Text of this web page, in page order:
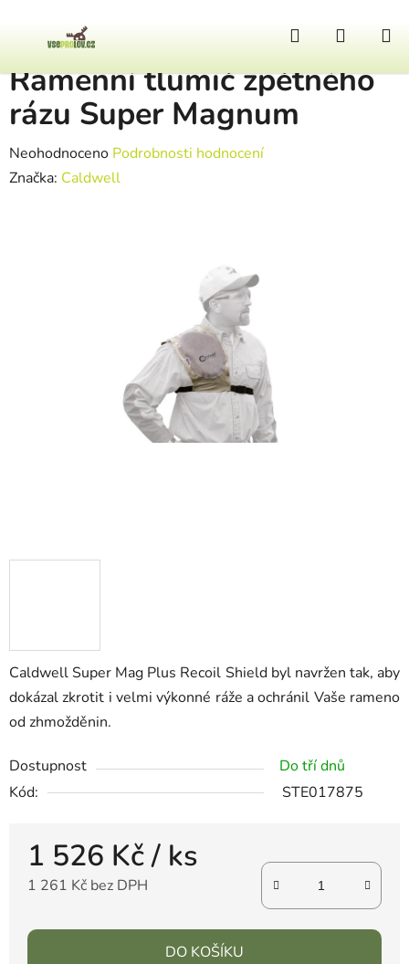
Hledat
Domů
Caldwell Super Mag Plus Recoil Shield byl navržen tak, aby
dokázal zkrotit i velmi výkonné ráže a ochránil Vaše rameno
od zhmožděnin.
Dostupnost
Do tří dnů
Kód:
STE017875
1 526 Kč/ ks
1 261 Kč bez DPH
DO KOŠÍKU
Ramenní tlumič zpětného
rázu Super Magnum
Průměrné hodnocení produktu je 0,0 z 5 hvězdiček.
Neohodnoceno Podrobnosti hodnocení
Značka: Caldwell